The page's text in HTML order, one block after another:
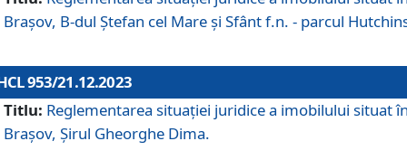
Brașov, B-dul Ștefan cel Mare și Sfânt f.n. - parcul
953/21.12.2023
Titlu: Reglementarea situației juridice a imobilului situat
Brașov, Șirul Gheorghe Dima.